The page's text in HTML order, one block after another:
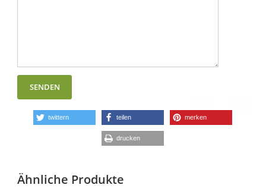
twittern teilen merken
drucken
Ähnliche Produkte